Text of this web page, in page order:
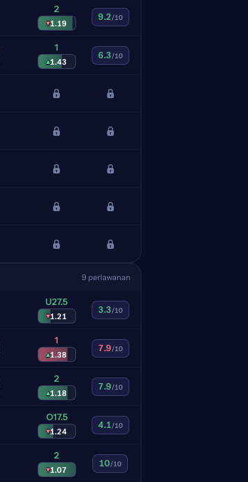
2
▾1.19
9.2/10
1
▴1.43
6.3/10
9 perlawanan
U27.5
▾1.21
3.3/10
1
▴1.38
7.9/10
2
▴1.18
7.9/10
O17.5
▾1.24
4.1/10
2
▾1.07
10/10